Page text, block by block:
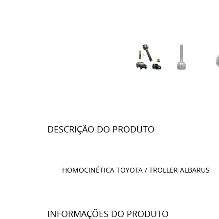
DESCRIÇÃO DO PRODUTO
HOMOCINÉTICA TOYOTA / TROLLER ALBARUS
INFORMAÇÕES DO PRODUTO